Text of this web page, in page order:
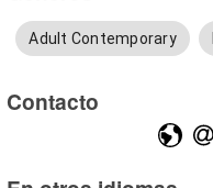
Adult Contemporary
Contacto